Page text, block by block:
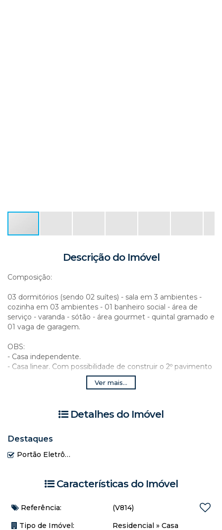
Descrição do Imóvel
Composição:
03 dormitórios (sendo 02 suítes) - sala em 3 ambientes -
cozinha em 03 ambientes - 01 banheiro social - área de
serviço - varanda - sótão - área gourmet - quintal gramado e
01 vaga de garagem.
OBS:
- Casa independente.
- Casa linear. Com possibilidade de construir o 2º pavimento
- Armário planejados na cozinha da Marca Italinea (ficará no
- Demais mobílias irão ser retiradas
- Acabamentos de madeira de alta qualidade
- Cisterna de 7 mil litros
Ver mais...
Detalhes do Imóvel
Destaques
Portão Eletrônico
Características do Imóvel
Referência:
(V814)
Tipo de Imóvel:
Residencial » Casa